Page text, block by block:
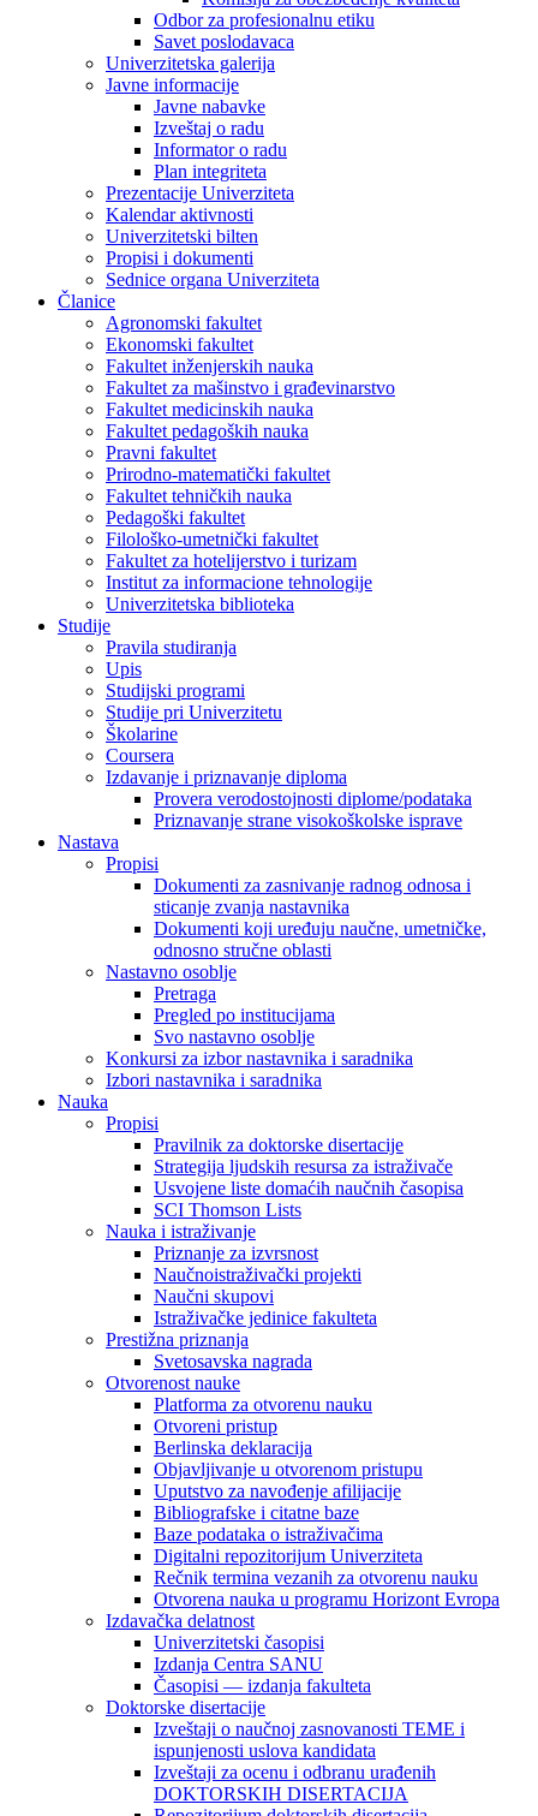
Odbor za profesionalnu etiku
Savet poslodavaca
Univerzitetska galerija
Javne informacije
Javne nabavke
Izveštaj o radu
Informator o radu
Plan integriteta
Prezentacije Univerziteta
Kalendar aktivnosti
Univerzitetski bilten
Propisi i dokumenti
Sednice organa Univerziteta
Članice
Agronomski fakultet
Ekonomski fakultet
Fakultet inženjerskih nauka
Fakultet za mašinstvo i građevinarstvo
Fakultet medicinskih nauka
Fakultet pedagoških nauka
Pravni fakultet
Prirodno-matematički fakultet
Fakultet tehničkih nauka
Pedagoški fakultet
Filološko-umetnički fakultet
Fakultet za hotelijerstvo i turizam
Institut za informacione tehnologije
Univerzitetska biblioteka
Studije
Pravila studiranja
Upis
Studijski programi
Studije pri Univerzitetu
Školarine
Coursera
Izdavanje i priznavanje diploma
Provera verodostojnosti diplome/podataka
Priznavanje strane visokoškolske isprave
Nastava
Propisi
Dokumenti za zasnivanje radnog odnosa i
sticanje zvanja nastavnika
Dokumenti koji uređuju naučne, umetničke,
odnosno stručne oblasti
Nastavno osoblje
Pretraga
Pregled po institucijama
Svo nastavno osoblje
Konkursi za izbor nastavnika i saradnika
Izbori nastavnika i saradnika
Nauka
Propisi
Pravilnik za doktorske disertacije
Strategija ljudskih resursa za istraživače
Usvojene liste domaćih naučnih časopisa
SCI Thomson Lists
Nauka i istraživanje
Priznanje za izvrsnost
Naučnoistraživački projekti
Naučni skupovi
Istraživačke jedinice fakulteta
Prestižna priznanja
Svetosavska nagrada
Otvorenost nauke
Platforma za otvorenu nauku
Otvoreni pristup
Berlinska deklaracija
Objavljivanje u otvorenom pristupu
Uputstvo za navođenje afilijacije
Bibliografske i citatne baze
Baze podataka o istraživačima
Digitalni repozitorijum Univerziteta
Rečnik termina vezanih za otvorenu nauku
Otvorena nauka u programu Horizont Evropa
Izdavačka delatnost
Univerzitetski časopisi
Izdanja Centra SANU
Časopisi — izdanja fakulteta
Doktorske disertacije
Izveštaji o naučnoj zasnovanosti TEME i
ispunjenosti uslova kandidata
Izveštaji za ocenu i odbranu urađenih
DOKTORSKIH DISERTACIJA